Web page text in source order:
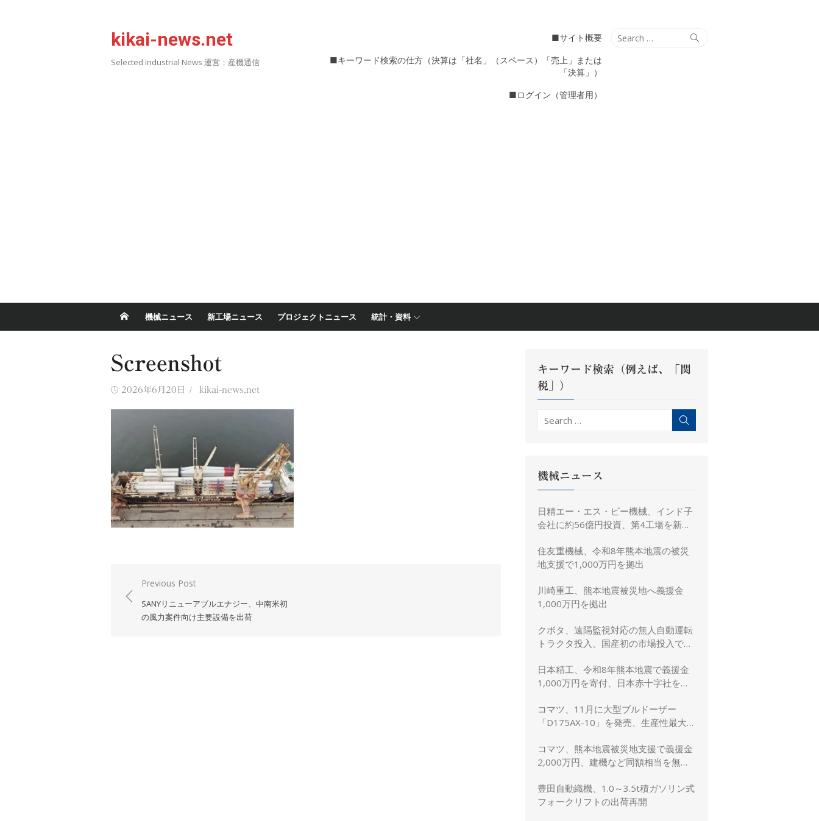
kikai-news.net
Selected Industrial News 運営：産機通信
Search
Search
■サイト概要
■キーワード検索の仕方（決算は「社名」（スペース）「売上」または
「決算」）
■ログイン（管理者用）
機械ニュース 新工場ニュース プロジェクトニュース 統計・資料
Screenshot
Posted
2026年6月20日 Author
kikai-news.net
稿
Previous Post
SANYリニューアブルエナジー、中南米初
の風力案件向け主要設備を出荷
キーワード検索（例えば、「関
税」）
Search
機械ニュース
日精エー・エス・ビー機械、インド子
会社に約56億円投資、第4工場を新設
住友重機械、令和8年熊本地震の被災
地支援で1,000万円を拠出
川崎重工、熊本地震被災地へ義援金
1,000万円を拠出
クボタ、遠隔監視対応の無人自動運転
トラクタ投入、国産初の市場投入でス
日本精工、令和8年熊本地震で義援金
1,000万円を寄付、日本赤十字社を通
コマツ、11月に大型ブルドーザー
「D175AX-10」を発売、生産性最大
コマツ、熊本地震被災地支援で義援金
2,000万円、建機など同額相当を無償
豊田自動織機、1.0～3.5t積ガソリン式
フォークリフトの出荷再開